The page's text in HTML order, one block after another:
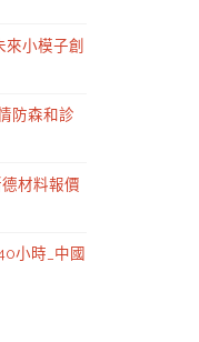
小模子創
防森和診
材料報價
小時_中國